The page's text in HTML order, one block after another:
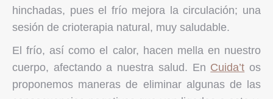
hinchadas, pues el frío mejora la circulación; una
sesión de crioterapia natural, muy saludable.
El frío, así como el calor, hacen mella en nuestro
cuerpo, afectando a nuestra salud. En Cuida’t os
proponemos maneras de eliminar algunas de las